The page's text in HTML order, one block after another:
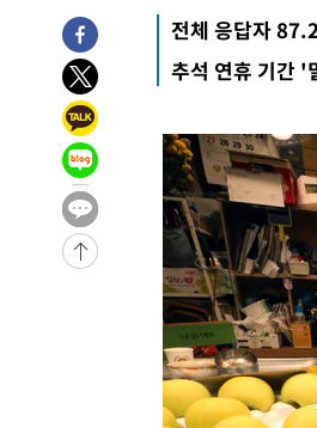
1시간 전 >
남자 농구, 나고야 아시안게
1시간 전 >
여수 오동도 해상서 모터보
2시간 전 >
극한폭염 한풀 꺾이지만…'
날씨]
3시간 전 >
3시간 전 >
[속보]'압수수색·성접대 논
6시간 전 >
'최고 37도' 폭염 지속…강
8시간 전 >
[속보]뉴욕증시 상승 마감
-28533초 전 >
이란 "호르무즈 재개방
[속보]與최고위원 제주
[속보]김민석, 與 전대
[속보]與 대표 경선 제
42.08%·宋 10.17%이강인 "아틀레티코 이
[속보]與 당대표 경선,
전체 응답자
추석 연휴 기간 '